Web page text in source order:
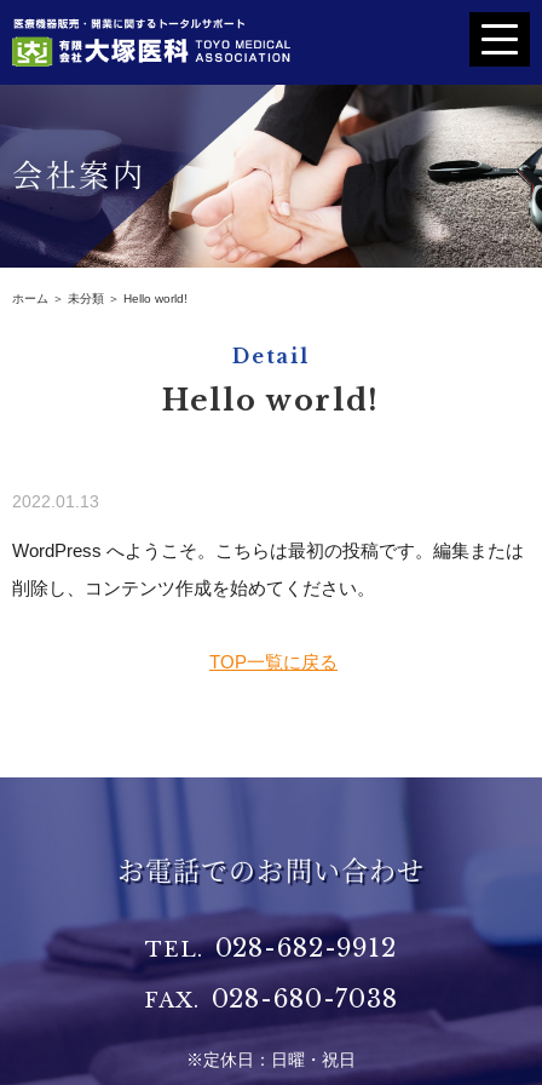
会社案内
ホーム ＞ 未分類 ＞ Hello world!
Detail
Hello world!
2022.01.13
WordPress へようこそ。こちらは最初の投稿です。編集または
削除し、コンテンツ作成を始めてください。
TOP一覧に戻る
お電話でのお問い合わせ
TEL. 028-682-9912
FAX. 028-680-7038
※定休日：日曜・祝日
ホーム
代表挨拶
取扱機器